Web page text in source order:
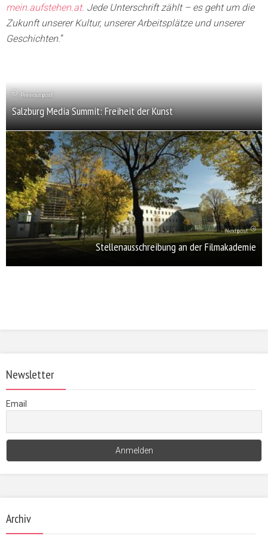
mein.aufstehen.at. Jede Unterschrift zählt – es geht um die
Zukunft unserer Kultur, unserer Arbeitsplätze und unserer
Geschichten. “
Previous post
Salzburg Media Summit: Freiheit der Kunst
Next post
Stellenausschreibung an der Filmakademie
Newsletter
Email
Archiv